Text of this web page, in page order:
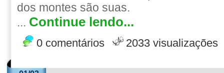
dos montes são suas.
... Continue lendo...
0 comentários 2033 visualizações